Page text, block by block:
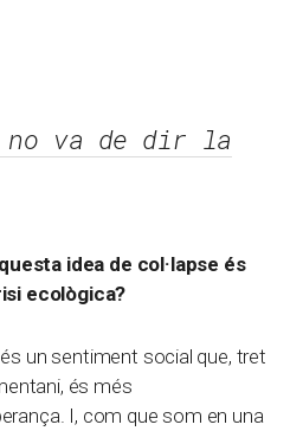
va de dir la
idea de col·lapse és
ecològica?
un sentiment social que, tret
és més
I, com que som en una